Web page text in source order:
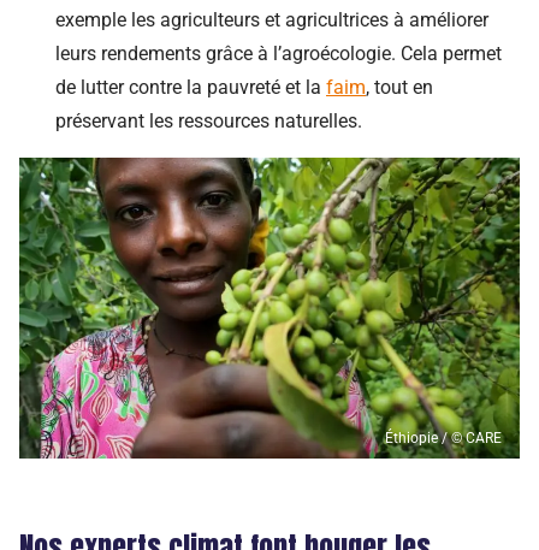
Éthiopie / © CARE
exemple les agriculteurs et agricultrices à améliorer
leurs rendements grâce à l’agroécologie. Cela permet
de lutter contre la pauvreté et la faim, tout en
préservant les ressources naturelles.